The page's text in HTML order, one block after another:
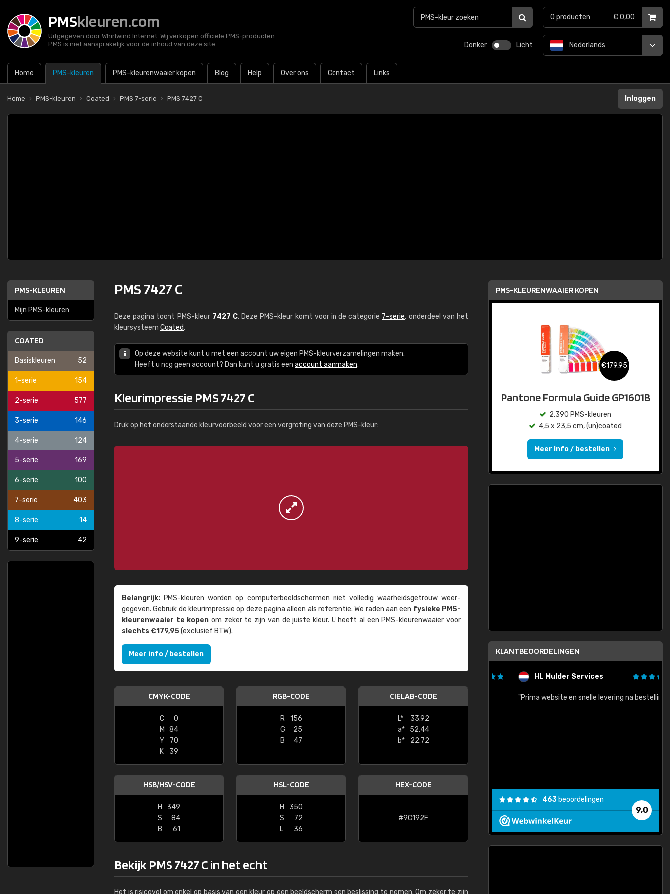
PMSkleuren.com
Uitgegeven door Whirlwind Internet. Wij verkopen officiële PMS-producten.
PMS is niet aansprakelijk voor de inhoud van deze site.
Donker Licht
Home PMS-kleuren PMS-kleurenwaaier kopen Blog Help Over ons Contact Links
Nederlands
0 producten € 0,00
Home PMS-kleuren Coated PMS 7-serie PMS 7427 C Inloggen
PMS-KLEUREN
Mijn PMS-kleuren
COATED
Basiskleuren 52
1-serie 154
2-serie 577
3-serie 146
4-serie 124
5-serie 169
6-serie 100
7-serie 403
8-serie 14
9-serie 42
PMS 7427 C
Deze pagina toont PMS-kleur 7427 C. Deze PMS-kleur komt voor in de categorie 7-serie, onderdeel van het
kleursysteem Coated.
Op deze website kunt u met een account uw eigen PMS-kleurverzamelingen maken.
Heeft u nog geen account? Dan kunt u gratis een account aanmaken.
Kleurimpressie PMS 7427 C
Druk op het onderstaande kleurvoorbeeld voor een vergroting van deze PMS-kleur:
Belangrijk: PMS-kleuren worden op computer­beeld­schermen niet volledig waarheids­­getrouw weer­
gegeven. Gebruik de kleur­impressie op deze pagina alleen als referentie. We raden aan een fysieke PMS-
kleuren­waaier te kopen om zeker te zijn van de juiste kleur. U heeft al een PMS-kleuren­waaier voor
slechts €179,95(exclusief BTW).
Meer info / bestellen
CMYK-CODE
C
0
M
84
Y
70
K
39
RGB-CODE
R
156
G
25
B
47
CIELAB-CODE
L*
33.92
a*
52.44
b*
22.72
HSB/HSV-CODE
H
349
S
84
B
61
HSL-CODE
H
350
S
72
L
36
HEX-CODE
#9C192F
Bekijk PMS 7427 C in het echt
Het is risicovol om enkel op basis van een kleur op een beeldscherm een beslissing te nemen. Om zeker te zijn
PMS-KLEURENWAAIER KOPEN
€179,95
Pantone Formula Guide GP1601B
2.390 PMS-kleuren
4,5 x 23,5 cm, (un)coated
Meer info / bestellen
KLANTBEOORDELINGEN
"Super snelle service en zeer betaalbaar!"
HL Mulder Services
"Prima website en snelle levering na bestelling"
9,0
463 beoordelingen